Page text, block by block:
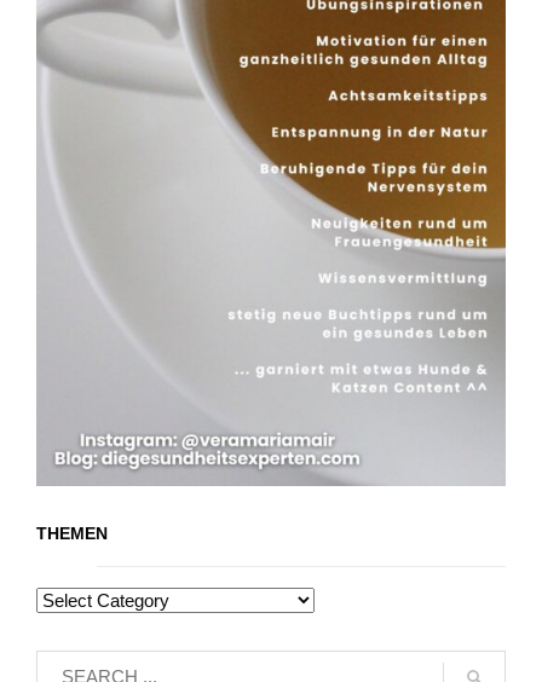
THEMEN